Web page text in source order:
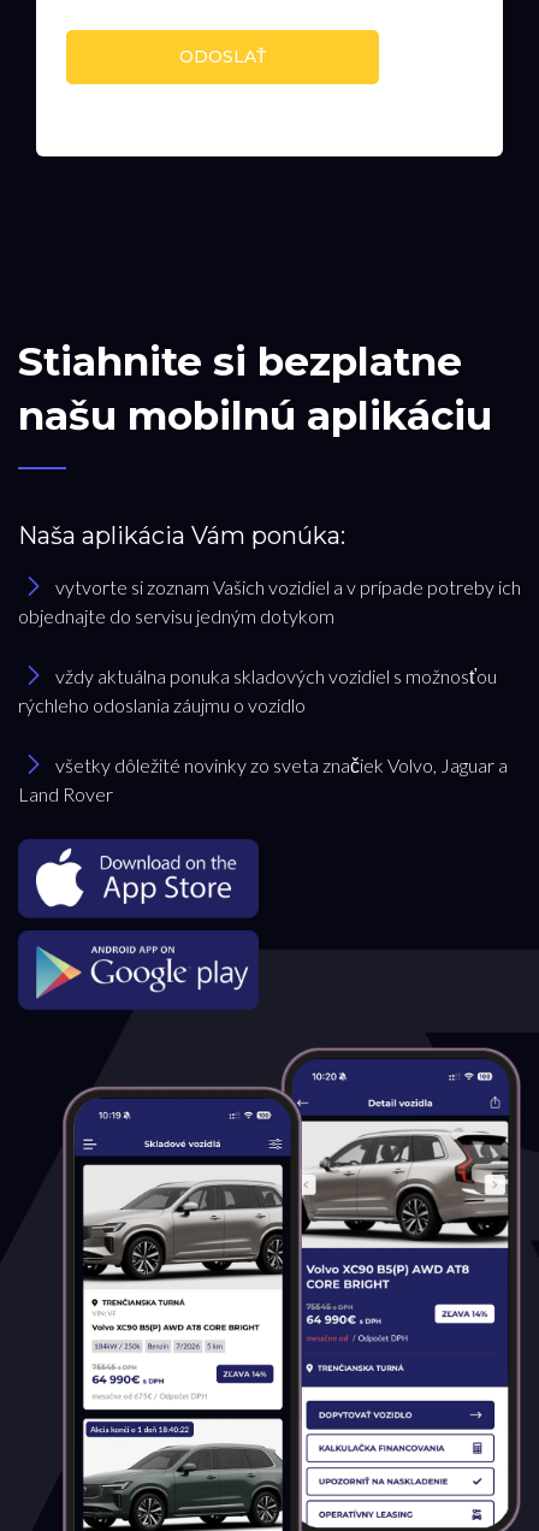
ODOSLAŤ
Stiahnite si bezplatne
našu mobilnú aplikáciu
Naša aplikácia Vám ponúka:
vytvorte si zoznam Vašich vozidiel a v prípade potreby ich
objednajte do servisu jedným dotykom
vždy aktuálna ponuka skladových vozidiel s možnosťou
rýchleho odoslania záujmu o vozidlo
všetky dôležité novinky zo sveta značiek Volvo, Jaguar a
Land Rover